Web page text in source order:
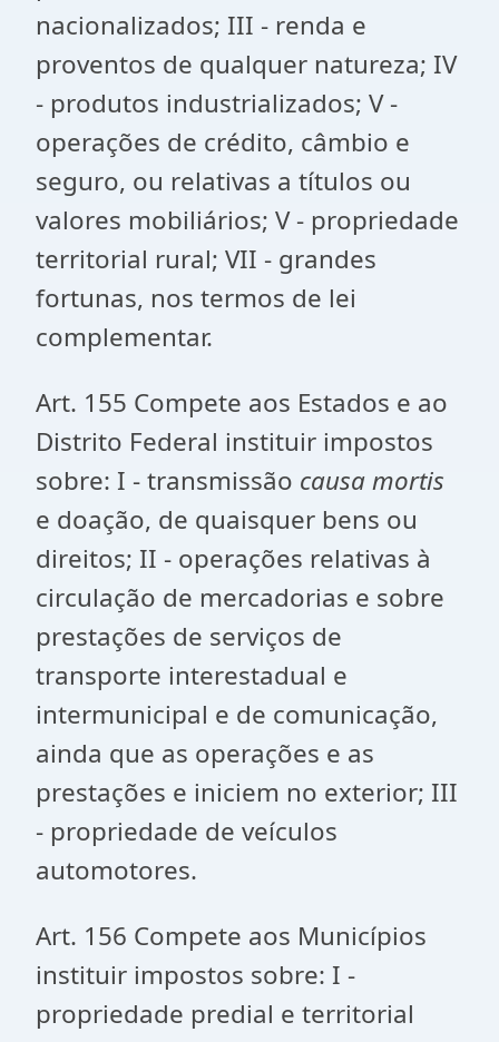
nacionalizados; III - renda e
proventos de qualquer natureza; IV
- produtos industrializados; V -
operações de crédito, câmbio e
seguro, ou relativas a títulos ou
valores mobiliários; V - propriedade
territorial rural; VII - grandes
fortunas, nos termos de lei
complementar.
Art. 155 Compete aos Estados e ao
Distrito Federal instituir impostos
sobre: I - transmissão causa mortis
e doação, de quaisquer bens ou
direitos; II - operações relativas à
circulação de mercadorias e sobre
prestações de serviços de
transporte interestadual e
intermunicipal e de comunicação,
ainda que as operações e as
prestações e iniciem no exterior; III
- propriedade de veículos
automotores.
Art. 156 Compete aos Municípios
instituir impostos sobre: I -
propriedade predial e territorial